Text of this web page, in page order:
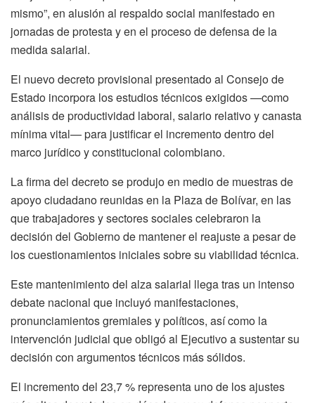
mismo”, en alusión al respaldo social manifestado en
jornadas de protesta y en el proceso de defensa de la
medida salarial.
El nuevo decreto provisional presentado al Consejo de
Estado incorpora los estudios técnicos exigidos —como
análisis de productividad laboral, salario relativo y canasta
mínima vital— para justificar el incremento dentro del
marco jurídico y constitucional colombiano.
La firma del decreto se produjo en medio de muestras de
apoyo ciudadano reunidas en la Plaza de Bolívar, en las
que trabajadores y sectores sociales celebraron la
decisión del Gobierno de mantener el reajuste a pesar de
los cuestionamientos iniciales sobre su viabilidad técnica.
Este mantenimiento del alza salarial llega tras un intenso
debate nacional que incluyó manifestaciones,
pronunciamientos gremiales y políticos, así como la
intervención judicial que obligó al Ejecutivo a sustentar su
decisión con argumentos técnicos más sólidos.
El incremento del 23,7 % representa uno de los ajustes